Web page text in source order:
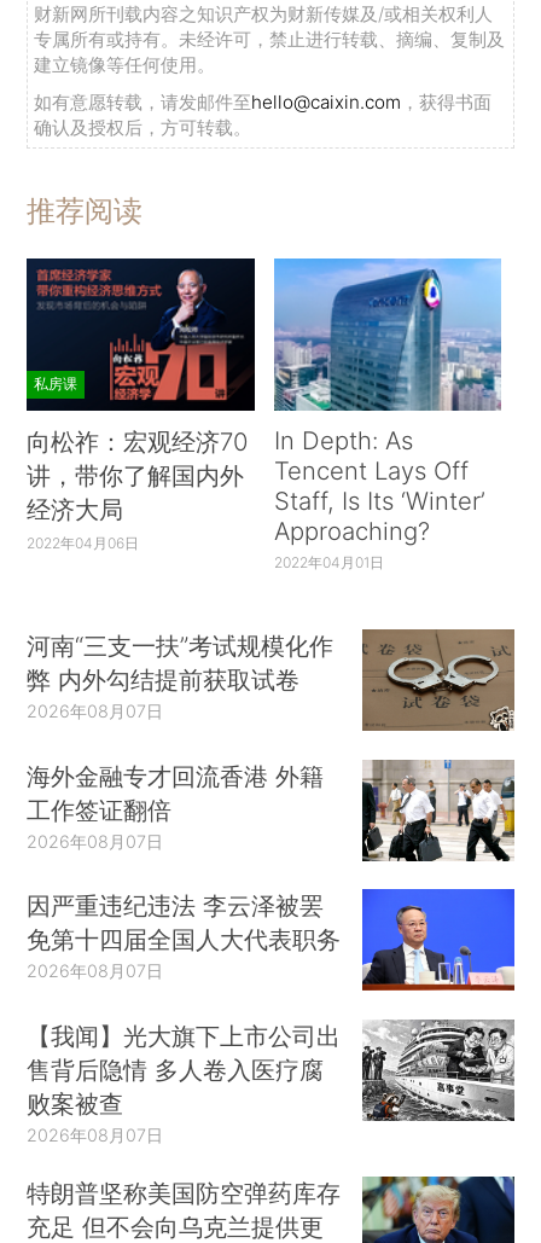
财新网所刊载内容之知识产权为财新传媒及/或相关权利人
专属所有或持有。未经许可，禁止进行转载、摘编、复制及
建立镜像等任何使用。
如有意愿转载，请发邮件至hello@caixin.com ，获得书面
确认及授权后，方可转载。
推荐阅读
私房课
向松祚：宏观经济70
讲，带你了解国内外
经济大局
2022年04月06日
In Depth: As
Tencent Lays Off
Staff, Is Its ‘Winter’
Approaching?
2022年04月01日
河南“三支一扶”考试规模化作
弊 内外勾结提前获取试卷
2026年08月07日
海外金融专才回流香港 外籍
工作签证翻倍
2026年08月07日
因严重违纪违法 李云泽被罢
免第十四届全国人大代表职务
2026年08月07日
【我闻】光大旗下上市公司出
售背后隐情 多人卷入医疗腐
败案被查
2026年08月07日
特朗普坚称美国防空弹药库存
充足 但不会向乌克兰提供更